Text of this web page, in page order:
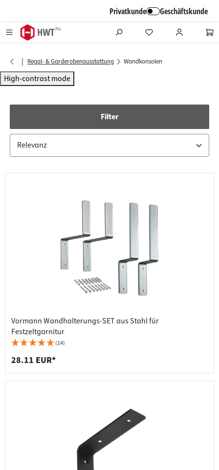
Privatkunde Geschäftskunde
| Regal- & Garderobenausstattung Wandkonsolen
High-contrast mode
Filter
Vormann Wandhalterungs-SET aus Stahl für
Festzeltgarnitur
(14)
28.11 EUR*